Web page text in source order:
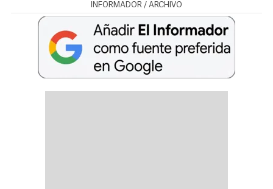
INFORMADOR / ARCHIVO